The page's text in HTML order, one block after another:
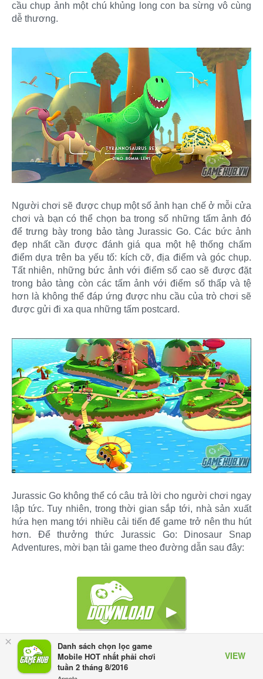
×
Danh sách chọn lọc game
Mobile HOT nhất phải chơi
tuần 2 tháng 8/2016
VIEW
cầu chụp ảnh một chú khủng long con ba sừng vô cùng
dễ thương.
Người chơi sẽ được chụp một số ảnh hạn chế ở mỗi cửa
chơi và bạn có thể chọn ba trong số những tấm ảnh đó
để trưng bày trong bảo tàng Jurassic Go. Các bức ảnh
đẹp nhất cần được đánh giá qua một hệ thống chấm
điểm dựa trên ba yếu tố: kích cỡ, địa điểm và góc chụp.
Tất nhiên, những bức ảnh với điểm số cao sẽ được đặt
trong bảo tàng còn các tấm ảnh với điểm số thấp và tệ
hơn là không thể đáp ứng được nhu cầu của trò chơi sẽ
được gửi đi xa qua những tấm postcard.
Jurassic Go không thể có câu trả lời cho người chơi ngay
lập tức. Tuy nhiên, trong thời gian sắp tới, nhà sản xuất
hứa hẹn mang tới nhiều cải tiến để game trở nên thu hút
hơn. Để thưởng thức Jurassic Go: Dinosaur Snap
Adventures, mời bạn tải game theo đường dẫn sau đây: